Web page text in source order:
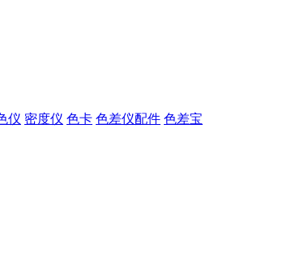
仪 密度仪 色卡 色差仪配件 色差宝